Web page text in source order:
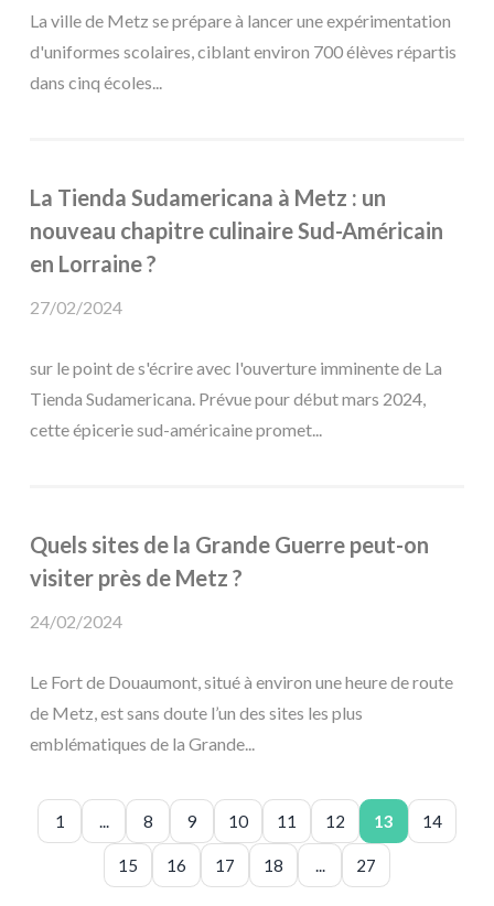
La ville de Metz se prépare à lancer une expérimentation
d'uniformes scolaires, ciblant environ 700 élèves répartis
dans cinq écoles...
La Tienda Sudamericana à Metz : un
nouveau chapitre culinaire Sud-Américain
en Lorraine ?
27/02/2024
sur le point de s'écrire avec l'ouverture imminente de La
Tienda Sudamericana. Prévue pour début mars 2024,
cette épicerie sud-américaine promet...
Quels sites de la Grande Guerre peut-on
visiter près de Metz ?
24/02/2024
Le Fort de Douaumont, situé à environ une heure de route
de Metz, est sans doute l’un des sites les plus
emblématiques de la Grande...
1 ... 8 9 10 11 12 13 14
15 16 17 18 ... 27